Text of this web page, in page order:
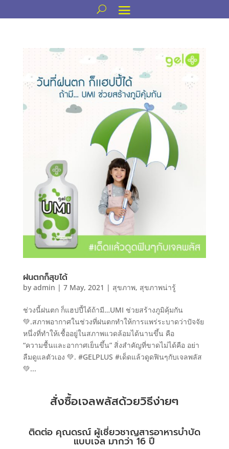
ฝนตกก็สุขได้
by admin | 7 May, 2021 | สุขภาพ, สุขภาพน่ารู้
ช่วงนี้ฝนตก ก็แฮปปี้ได้ถ้ามี…UMI ช่วยสร้างภูมิคุ้มกัน
💚.สภาพอากาศในช่วงที่ฝนตกทำให้การแพร่ระบาดว่าปัจจัย
หนึ่งที่ทำให้เชื้ออยู่ในสภาพแวดล้อมได้นานขึ้น คือ
“ความชื้นและอากาศเย็นขึ้น” สิ่งสำคัญที่ขาดไม่ได้คือ อย่า
ลืมดูแลตัวเอง 💚. #GELPLUS #เด็ดแล้วดูดฟินๆกับเจลพลัส
💚...
สั่งซื้อเจลพลัสด้วยวิธีง่ายๆ
ติดต่อ คุณดรณ์ ผู้เชี่ยวชาญสารอาหารบำบัด
แบบเจล มากว่า 16 ปี